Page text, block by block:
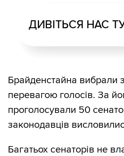
ДИВІТЬСЯ НАС
Брайденстайна вибрали
перевагою голосів. За
проголосували 50
законодавців
Багатьох сенаторів не